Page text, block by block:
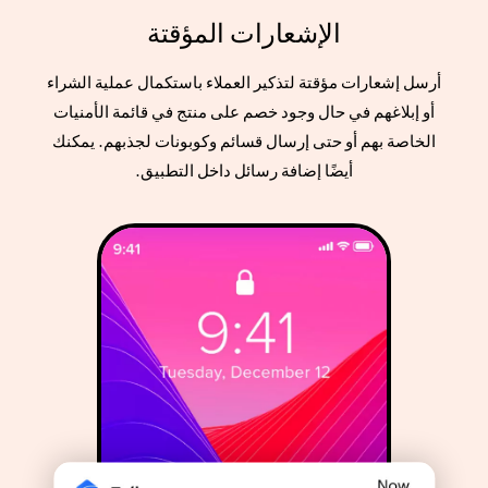
الإشعارات المؤقتة
أرسل إشعارات مؤقتة لتذكير العملاء باستكمال عملية الشراء
أو إبلاغهم في حال وجود خصم على منتج في قائمة الأمنيات
الخاصة بهم أو حتى إرسال قسائم وكوبونات لجذبهم. يمكنك
أيضًا إضافة رسائل داخل التطبيق.